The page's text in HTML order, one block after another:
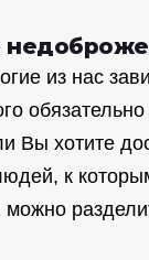
из нас
Вы хотите
к
можно